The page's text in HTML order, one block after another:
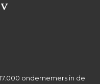
ondernemers in de